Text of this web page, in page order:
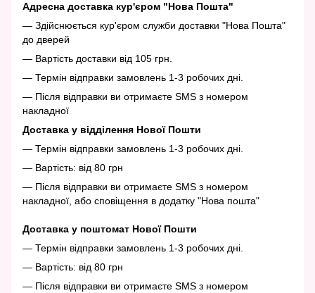
Адресна доставка кур'єром "Нова Пошта"
— Здійснюється кур'єром служби доставки "Нова Пошта"
до дверей
— Вартість доставки від 105 грн.
— Термін відправки замовлень 1-3 робочих дні.
— Після відправки ви отримаєте SMS з номером
накладної
Доставка у відділення Нової Пошти
— Термін відправки замовлень 1-3 робочих дні.
— Вартість: від 80 грн
— Після відправки ви отримаєте SMS з номером
накладної, або сповіщення в додатку "Нова пошта"
Доставка у поштомат Нової Пошти
— Термін відправки замовлень 1-3 робочих дні.
— Вартість: від 80 грн
— Після відправки ви отримаєте SMS з номером